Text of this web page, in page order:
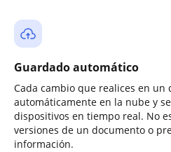
Guardado automático
Cada cambio que realices en un
automáticamente en la nube y
dispositivos en tiempo real. No
versiones de un documento o
información.